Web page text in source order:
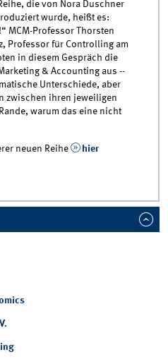
die von Nora Duschner
wurde, heißt es:
MCM-Professor Thorsten
Professor für Controlling am
in diesem Gespräch die
& Accounting aus --
Unterschiede, aber
zwischen ihren jeweiligen
warum das eine nicht
neuen Reihe hier